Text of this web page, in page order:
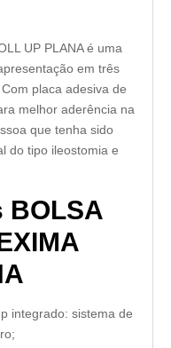
UP PLANA é uma
em três
placa adesiva de
melhor aderência na
que tenha sido
do tipo ileostomia e
BOLSA
integrado: sistema de